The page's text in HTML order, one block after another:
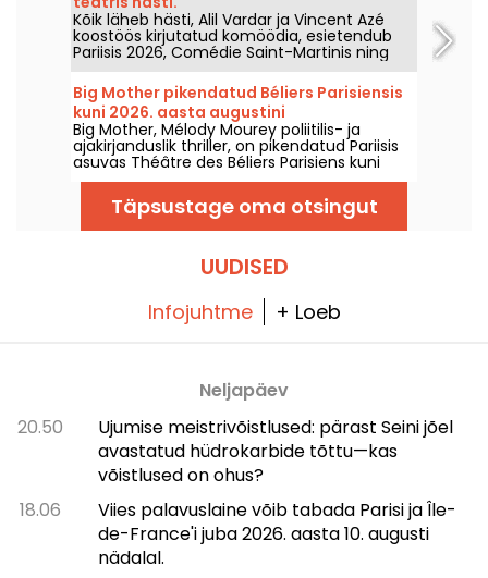
Kõik läheb hästi, Alil Vardar ja Vincent Azé
koostöös kirjutatud komöödia, esietendub
Pariisis 2026, Comédie Saint-Martinis ning
seejärel La Grande Comédie’s, kus abielu
intriig läheb käest ära.
Big Mother pikendatud Béliers Parisiensis
kuni 2026. aasta augustini
Big Mother, Mélody Mourey poliitilis- ja
ajakirjanduslik thriller, on pikendatud Pariisis
asuvas Théâtre des Béliers Parisiens kuni
2026. aasta 23. augustini, etendustega
teisipäevast pühapäevani.
Täpsustage oma otsingut
UUDISED
Infojuhtme + Loeb
Neljapäev
20.50
Ujumise meistrivõistlused: pärast Seini jõel
avastatud hüdrokarbide tõttu—kas
võistlused on ohus?
18.06
Viies palavuslaine võib tabada Parisi ja Île-
de-France'i juba 2026. aasta 10. augusti
nädalal.